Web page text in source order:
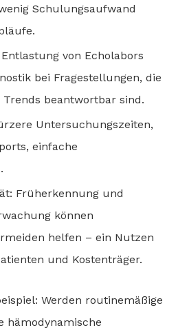
Schulungsaufwand
von Echolabors
bei Fragestellungen, die
beantwortbar sind.
Untersuchungszeiten,
einfache
Früherkennung und
können
helfen – ein Nutzen
und Kostenträger.
Werden routinemäßige
hämodynamische